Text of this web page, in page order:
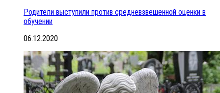
Родители выступили против средневзвешенной оценки в
обучении
06.12.2020